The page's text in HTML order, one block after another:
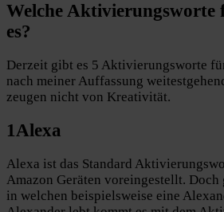
Welche Aktivierungsworte
es?
Derzeit gibt es 5 Aktivierungsworte
nach meiner Auffassung
zeugen nicht von Kreativität.
1Alexa
Alexa ist das Standard
Amazon Geräten voreingestellt. Doch
in welchen beispielsweise eine